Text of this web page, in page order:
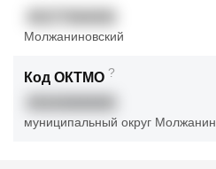
Молжаниновский
Код ОКТМО ?
муниципальный округ